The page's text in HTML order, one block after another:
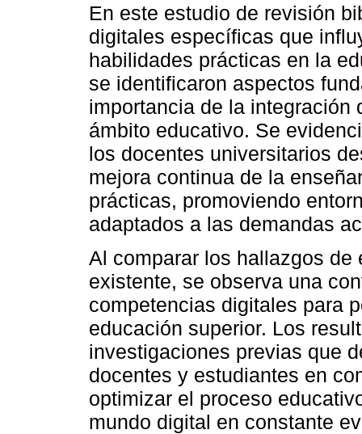
En este estudio de revisión
digitales específicas que
habilidades prácticas en la
se identificaron aspectos
importancia de la integración
ámbito educativo. Se
los docentes universitarios
mejora continua de la
prácticas, promoviendo
adaptados a las demandas
Al comparar los hallazgos
existente, se observa una
competencias digitales para
educación superior. Los
investigaciones previas que
docentes y estudiantes en
optimizar el proceso
mundo digital en constante